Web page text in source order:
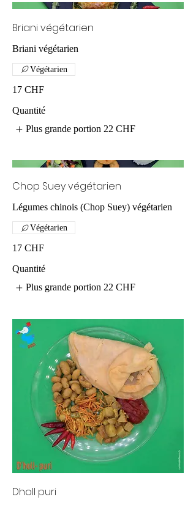
Briani végétarien
Briani végétarien
17 CHF
Végétarien
Quantité
Plus grande portion 22 CHF
Chop Suey végétarien
Légumes chinois (Chop Suey) végétarien
17 CHF
Végétarien
Quantité
Plus grande portion 22 CHF
Dholl puri